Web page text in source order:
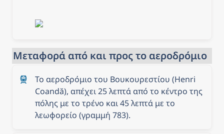
Μεταφορά από και προς το αεροδρόμιο
Το αεροδρόμιο του Βουκουρεστίου (Henri
Coandă), απέχει 25 λεπτά από το κέντρο της
πόλης με το τρένο και 45 λεπτά με το
λεωφορείο (γραμμή 783).